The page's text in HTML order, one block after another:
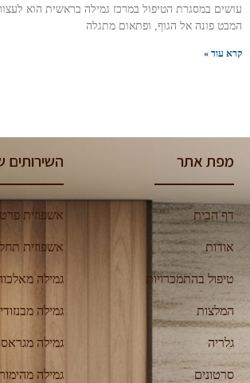
עושים במסגרת הטיפול במרכז גמילה בראשית הוא
המבט פונה אל הגוף, ופתאום מתגלה
קרא עוד »
מפת אתר
דף הבית
אודות
טיפול בהתמכרויות
המלצות
גלריה
סרטונים
השירותים
אשפוזית
אשפוזית
גמילה
גמילה
גמילה מגראס
גמילה